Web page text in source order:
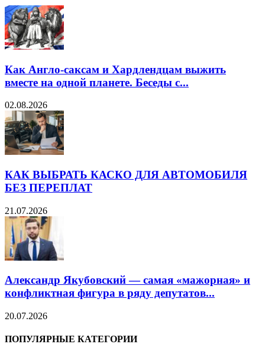
Как Англо-саксам и Хардлендцам выжить
вместе на одной планете. Беседы с...
02.08.2026
КАК ВЫБРАТЬ КАСКО ДЛЯ АВТОМОБИЛЯ
БЕЗ ПЕРЕПЛАТ
21.07.2026
Александр Якубовский — самая «мажорная» и
конфликтная фигура в ряду депутатов...
20.07.2026
ПОПУЛЯРНЫЕ КАТЕГОРИИ